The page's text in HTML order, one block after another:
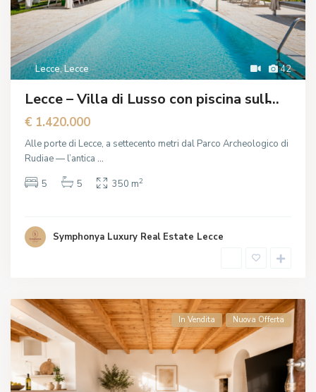
42
Lecce,Lecce
Lecce – Villa di Lusso con piscina sull̵...
€ 1.420.000
Alle porte di Lecce, a settecento metri dal Parco Archeologico di
Rudiae — l’antica...
5
5 350 m2
Symphonya Luxury Real Estate Lecce
In Vendita Nuova Offerta